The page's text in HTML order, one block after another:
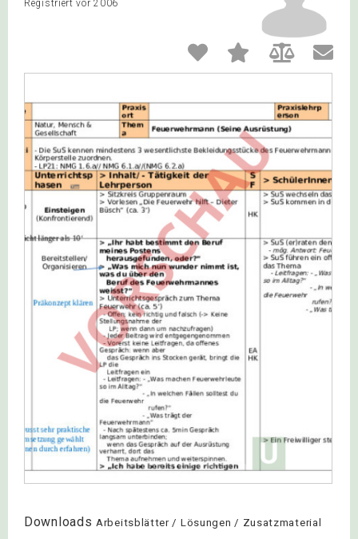
Registriert vor 2006
Downloads Arbeitsblätter / Lösungen / Zusatzmaterial